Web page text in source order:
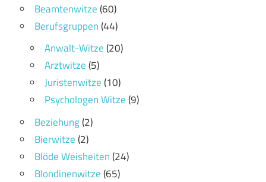
Beamtenwitze(60)
Berufsgruppen(44)
Anwalt-Witze(20)
Arztwitze(5)
Juristenwitze(10)
Psychologen Witze(9)
Beziehung(2)
Bierwitze(2)
Blöde Weisheiten(24)
Blondinenwitze(65)